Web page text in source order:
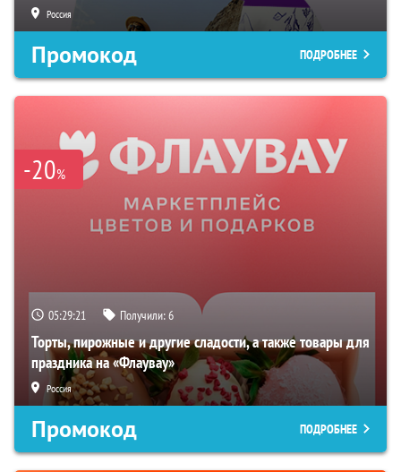
Россия
Промокод ПОДРОБНЕЕ
-20%
05:29:20 Получили:6
Торты, пирожные и другие сладости, а также товары для
праздника на «Флаувау»
Россия
Промокод ПОДРОБНЕЕ